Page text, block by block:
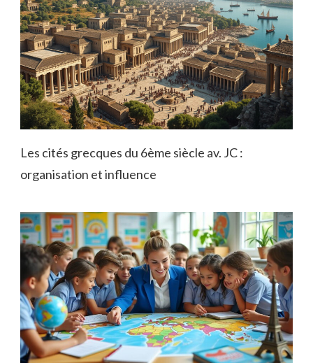
Les cités grecques du 6ème siècle av. JC :
organisation et influence